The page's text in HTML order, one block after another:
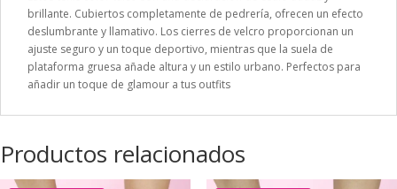
brillante. Cubiertos completamente de pedrería, ofrecen un efecto
deslumbrante y llamativo. Los cierres de velcro proporcionan un
ajuste seguro y un toque deportivo, mientras que la suela de
plataforma gruesa añade altura y un estilo urbano. Perfectos para
añadir un toque de glamour a tus outfits
Productos relacionados